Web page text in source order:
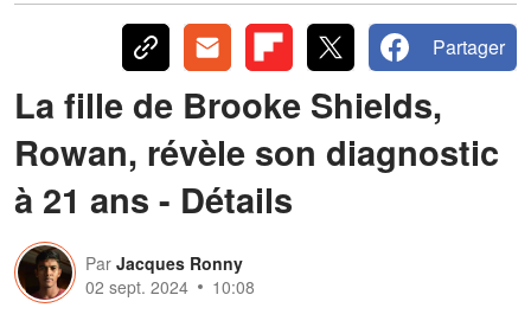
Partager
La fille de Brooke Shields,
Rowan, révèle son diagnostic
à 21 ans - Détails
Par Jacques Ronny
02 sept. 2024
10:08